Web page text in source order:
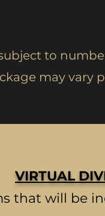
to
may vary
VIRTUAL
that will be